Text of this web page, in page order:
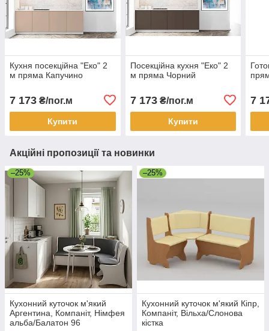
Кухня посекційна "Еко" 2
м пряма Капучино
7 173 ₴/пог.м
Купити
Посекційна кухня "Еко" 2
м пряма Чорний
7 173₴/пог.м
Купити
7
Акційні пропозиції та новинки
–25%
Кухонний куточок м'який
Аргентина, Компаніт, Німфея
альба/Балатон 96
–25%
Кухонний куточок м'який Кіпр,
Компаніт, Вільха/Слонова
кістка